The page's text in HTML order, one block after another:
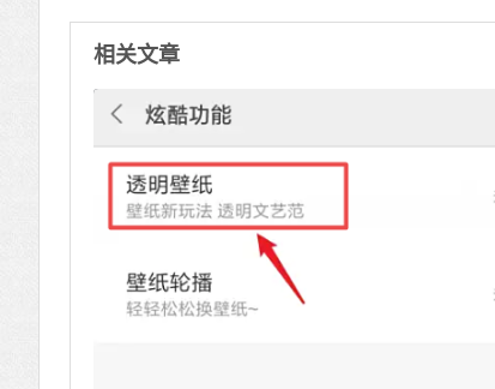
相关文章